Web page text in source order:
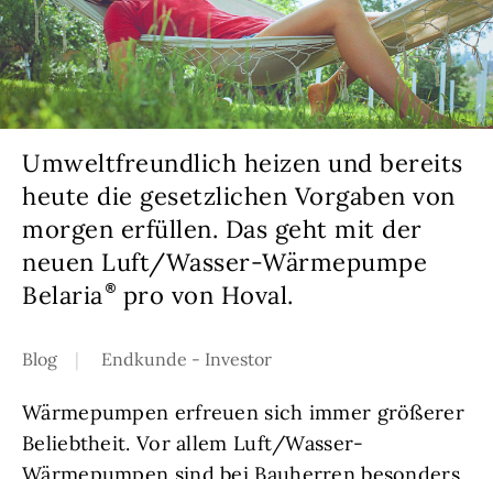
Umweltfreundlich heizen und bereits
heute die gesetzlichen Vorgaben von
morgen erfüllen. Das geht mit der
neuen Luft/Wasser-Wärmepumpe
Belaria
pro von Hoval.
Blog Endkunde - Investor
Wärmepumpen erfreuen sich immer größerer
Beliebtheit. Vor allem Luft/Wasser-